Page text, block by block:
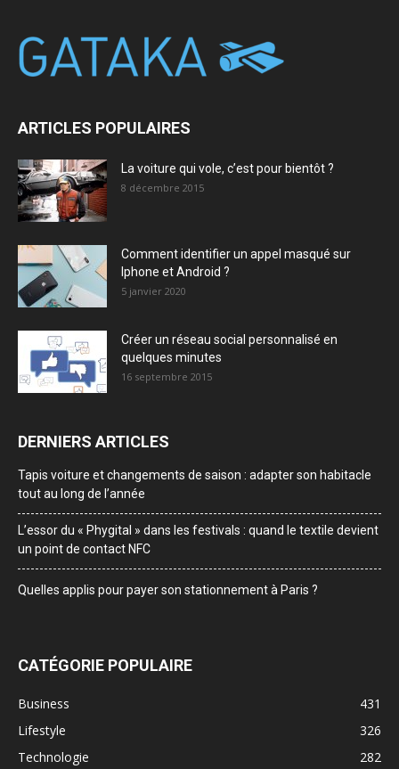
ARTICLES POPULAIRES
La voiture qui vole, c’est pour bientôt ?
8 décembre 2015
Comment identifier un appel masqué sur
Iphone et Android ?
5 janvier 2020
Créer un réseau social personnalisé en
quelques minutes
16 septembre 2015
DERNIERS ARTICLES
Tapis voiture et changements de saison : adapter son habitacle
tout au long de l’année
L’essor du « Phygital » dans les festivals : quand le textile devient
un point de contact NFC
Quelles applis pour payer son stationnement à Paris ?
CATÉGORIE POPULAIRE
Business
431
Lifestyle
326
Technologie
282